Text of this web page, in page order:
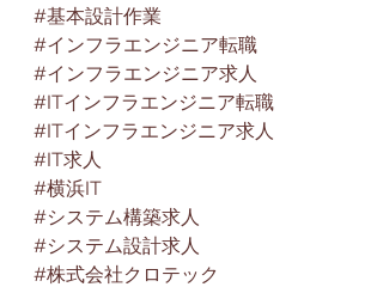
#基本設計作業
#インフラエンジニア転職
#インフラエンジニア求人
#ITインフラエンジニア転職
#ITインフラエンジニア求人
#IT求人
#横浜IT
#システム構築求人
#システム設計求人
#株式会社クロテック